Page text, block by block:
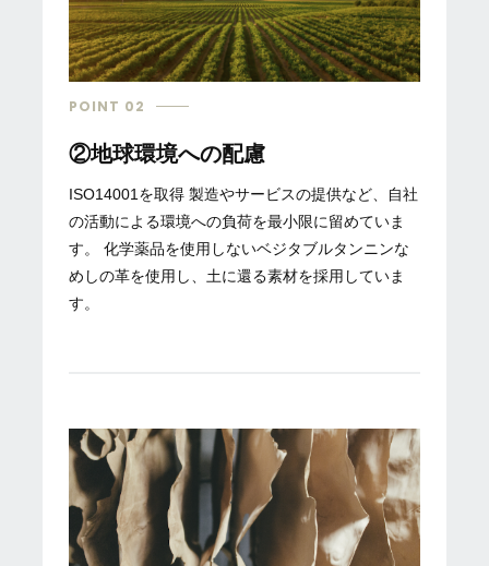
POINT 02
②地球環境への配慮
ISO14001を取得 製造やサービスの提供など、自社
の活動による環境への負荷を最小限に留めていま
す。 化学薬品を使用しないベジタブルタンニンな
めしの革を使用し、土に還る素材を採用していま
す。